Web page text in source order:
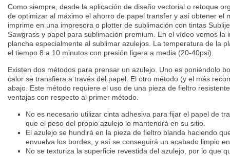
Como siempre, desde la aplicación de diseño vectorial o retoque
de optimizar al máximo el ahorro de papel transfer y así obtener el
imprime en una impresora o plotter de sublimación con tintas
Sawgrass y papel para sublimación premium. En el vídeo vemos la
plancha especialmente al sublimar azulejos. La temperatura de la
el tiempo 8 a 10 minutos con presión ligera a media (20-40psi).
Existen dos métodos para prensar un azulejo. Uno es poniéndolo
calor se transfiera a través del papel. El otro método (y el más
abajo. Este método requiere el uso de una pieza de fieltro
ventajas con respecto al primer método.
No es necesario utilizar cinta adhesiva para fijar el papel de
que el peso del propio azulejo lo mantendrá en su sitio.
El azulejo se hundirá en la pieza de fieltro blanda haciendo
envuelva los bordes, y así se conseguirá un acabado limpio
No se texturiza la superficie revestida del azulejo, por lo que